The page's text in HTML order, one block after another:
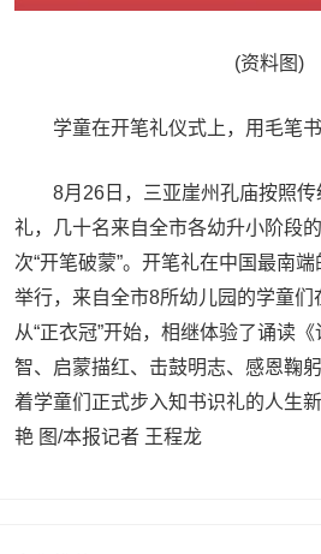
(资料图)
学童在开笔礼仪式上，用毛笔书
8月26日，三亚崖州孔庙按照
礼，几十名来自全市各幼升小阶段
次“开笔破蒙”。开笔礼在中国最南
举行，来自全市8所幼儿园的学童们
从“正衣冠”开始，相继体验了诵读
智、启蒙描红、击鼓明志、感恩鞠
着学童们正式步入知书识礼的人生
艳 图/本报记者 王程龙